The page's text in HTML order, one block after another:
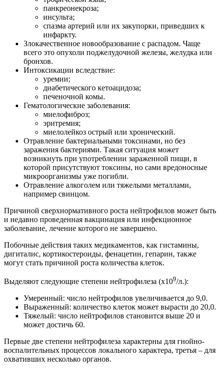
панкреонекроза;
инсульта;
спазма артерий или их закупорки, приведших к
инфаркту.
Злокачественное новообразование с распадом. Чаще
всего это опухоли поджелудочной железы, желудка или
бронхов.
Интоксикации вследствие:
уремии;
диабетического кетоацидоза;
печеночной комы.
Гематологические заболевания:
миелофиброз;
эритремия;
миелолейкоз острый или хронический.
Отравление бактериальными токсинами, но без
заражения бактериями. Такая ситуация может
возникнуть при употреблении зараженной пищи, в
которой присутствуют токсины, но сами вредоносные
микроорганизмы уже погибли.
Отравление алкоголем или тяжелыми металлами,
например свинцом.
Причиной сверхнормативного роста нейтрофилов может быть
и недавно проведенная вакцинация или инфекционное
заболевание, лечение которого не завершено.
Побочные действия таких медикаментов, как гистамины,
дигиталис, кортикостероиды, фенацетин, гепарин, также
могут стать причиной роста количества клеток.
Выделяют следующие степени нейтрофилеза (x109/л.):
Умеренный: число нейтрофилов увеличивается до 9,0.
Выраженный: количество клеток может вырасти до 20,0.
Тяжелый: число нейтрофилов становится выше 20 и
может достичь 60.
Первые две степени нейтрофилеза характерны для гнойно-
воспалительных процессов локального характера, третья – для
охвативших несколько органов.